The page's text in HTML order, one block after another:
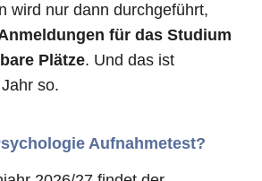
wird nur dann durchgeführt,
für das Studium
Plätze. Und das ist
so.
Aufnahmetest?